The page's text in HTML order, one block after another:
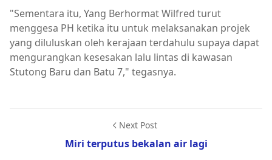
"Sementara itu, Yang Berhormat Wilfred turut
menggesa PH ketika itu untuk melaksanakan projek
yang diluluskan oleh kerajaan terdahulu supaya dapat
mengurangkan kesesakan lalu lintas di kawasan
Stutong Baru dan Batu 7," tegasnya.
Next Post
Miri terputus bekalan air lagi